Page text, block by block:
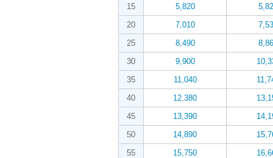
15
5,820
20
7,010
25
8,490
30
9,900
35
11,040
40
12,380
45
13,390
50
14,890
55
15,750